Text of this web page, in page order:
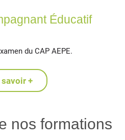
Éducatif
du CAP AEPE.
savoir +
nos formations